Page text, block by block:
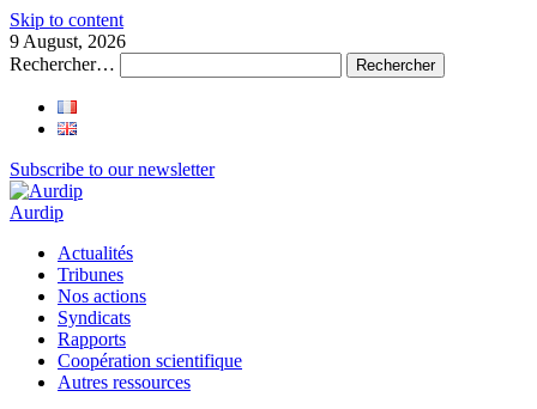
Skip to content
9 August, 2026
Rechercher…
Subscribe to our newsletter
Aurdip
Actualités
Tribunes
Nos actions
Syndicats
Rapports
Coopération scientifique
Autres ressources